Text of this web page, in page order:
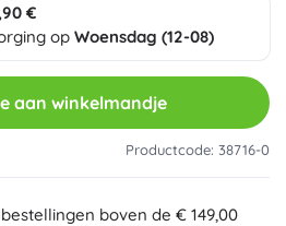
€
op Woensdag (12-08)
aan winkelmandje
Productcode: 38716-0
boven de € 149,00